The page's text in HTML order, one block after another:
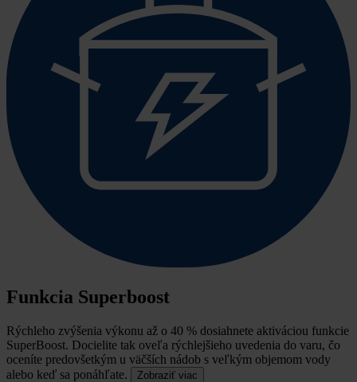
Funkcia Superboost
Rýchleho zvýšenia výkonu až o 40 % dosiahnete aktiváciou funkcie
SuperBoost. Docielite tak oveľa rýchlejšieho uvedenia do varu, čo
oceníte predovšetkým u väčších nádob s veľkým objemom vody
alebo keď sa ponáhľate.
Zobraziť viac